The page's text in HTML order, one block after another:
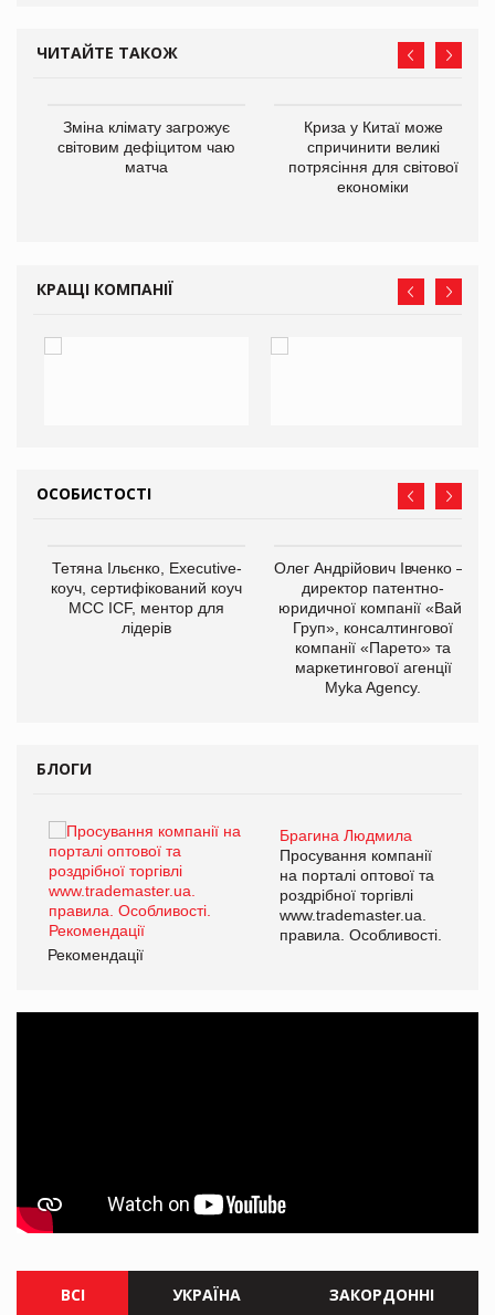
ЧИТАЙТЕ ТАКОЖ
Зміна клімату загрожує
світовим дефіцитом чаю
матча
Криза у Китаї може
спричинити великі
потрясіння для світової
економіки
КРАЩІ КОМПАНІЇ
ОСОБИСТОСТІ
Тетяна Ільєнко, Executive-
коуч, сертифікований коуч
МСС ICF, ментор для
лідерів
Олег Андрійович Івченко —
директор патентно-
юридичної компанії «Вайз
Груп», консалтингової
компанії «Парето» та
маркетингової агенції
Myka Agency.
БЛОГИ
Брагина Людмила
Просування компанії
на порталі оптової та
роздрібної торгівлі
www.trademaster.ua.
правила. Особливості.
Рекомендації
ВСІ УКРАЇНА ЗАКОРДОННІ